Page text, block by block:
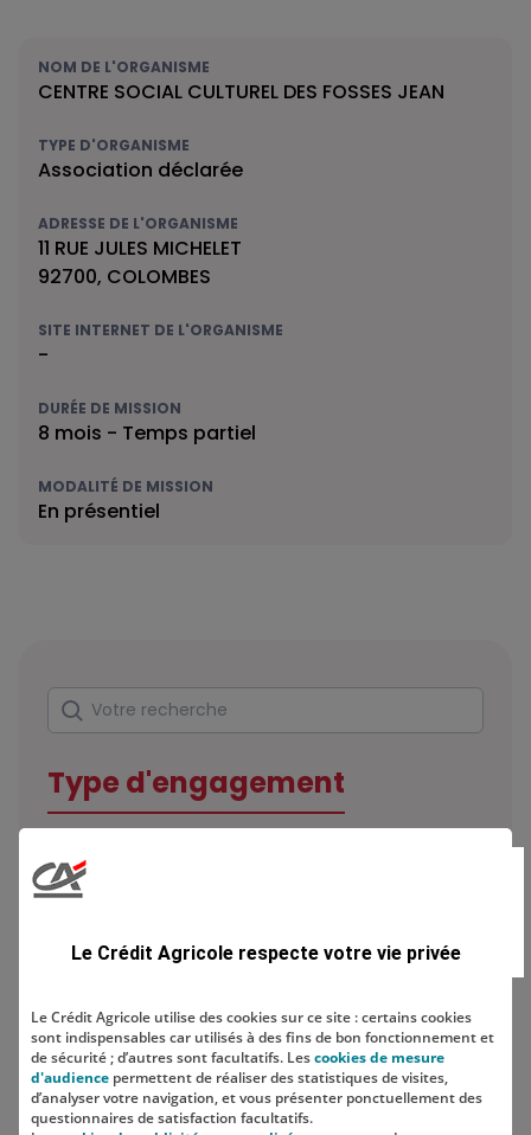
NOM DE L'ORGANISME
CENTRE SOCIAL CULTUREL DES FOSSES JEAN
TYPE D'ORGANISME
Association déclarée
ADRESSE DE L'ORGANISME
11 RUE JULES MICHELET
92700, COLOMBES
SITE INTERNET DE L'ORGANISME
-
DURÉE DE MISSION
8 mois - Temps partiel
MODALITÉ DE MISSION
En présentiel
Rechercher
Votre recherche
Type d'engagement
Localisation
Le Crédit Agricole respecte votre vie privée
Le Crédit Agricole utilise des cookies sur ce site : certains cookies
sont indispensables car utilisés à des fins de bon fonctionnement et
de sécurité ; d’autres sont facultatifs. Lescookies de mesure
d'audience permettent de réaliser des statistiques de visites,
d’analyser votre navigation, et vous présenter ponctuellement des
questionnaires de satisfaction facultatifs.